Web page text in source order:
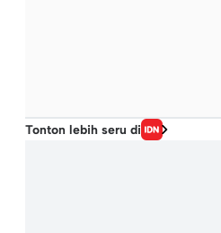
Tonton lebih seru di